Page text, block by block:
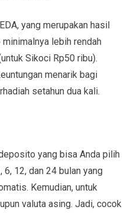
yang merupakan hasil
lebih rendah
Sikoci Rp50 ribu).
menarik bagi
setahun dua kali.
yang bisa Anda pilih
6, 12, dan 24 bulan yang
Kemudian, untuk
valuta asing. Jadi, cocok